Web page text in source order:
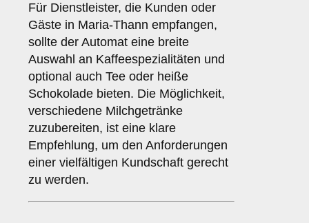
Für Dienstleister, die Kunden oder
Gäste in Maria-Thann empfangen,
sollte der Automat eine breite
Auswahl an Kaffeespezialitäten und
optional auch Tee oder heiße
Schokolade bieten. Die Möglichkeit,
verschiedene Milchgetränke
zuzubereiten, ist eine klare
Empfehlung, um den Anforderungen
einer vielfältigen Kundschaft gerecht
zu werden.